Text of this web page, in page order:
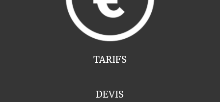
TARIFS
DEVIS